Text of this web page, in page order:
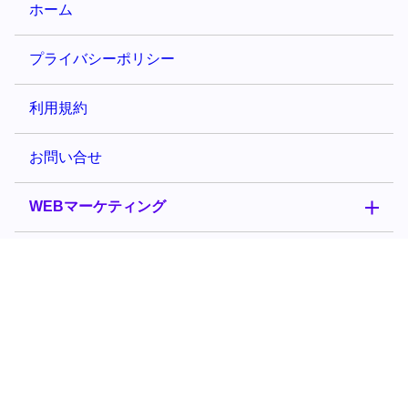
ホーム
プライバシーポリシー
利用規約
お問い合せ
WEBマーケティング